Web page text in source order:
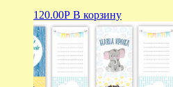
120.00Р В корзину